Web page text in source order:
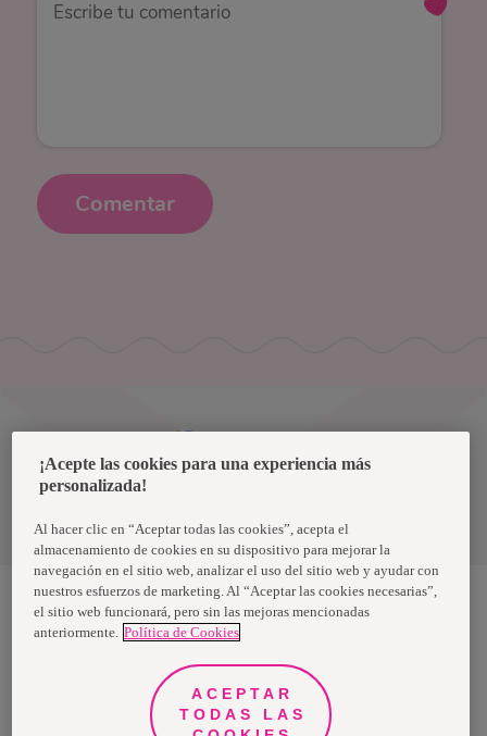
Comentar
Términos y condiciones
Nosotras, una marca de Essity - una compañía global líder en
mundo, utilizan nuestros productos, servicios y soluciones. Nuestro
propósito es romper barreras por el bienestar en beneficio de
consumidores, pacientes, cuidadores, clientes y la sociedad en
general. Vendemos en aproximadamente 150 países bajo las
principales marcas globales TENA y Tork, así como otras marcas
¡Acepte las cookies para una experiencia más
personalizada!
Al hacer clic en “Aceptar todas las cookies”, acepta el
almacenamiento de cookies en su dispositivo para mejorar la
navegación en el sitio web, analizar el uso del sitio web y ayudar con
nuestros esfuerzos de marketing. Al “Aceptar las cookies necesarias”,
el sitio web funcionará, pero sin las mejoras mencionadas
anteriormente. Política de Cookies
ACEPTAR
TODAS LAS